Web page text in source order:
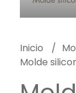
Inicio
Molde